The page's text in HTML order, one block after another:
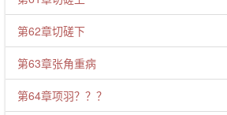
第62章切磋下
第63章张角重病
第64章项羽？？？